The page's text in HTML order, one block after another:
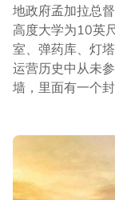
地政府孟加拉总
高度大学为10英
室、弹药库、灯
运营历史中从未
墙，里面有一个